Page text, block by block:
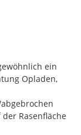
ein
Opladen,
Rasenfläche